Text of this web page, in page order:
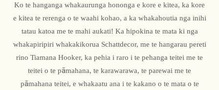
Ko te hanganga whakaurunga hononga e kore e kitea, ka kore
e kitea te rerenga o te waahi kohao, a ka whakahoutia nga inihi
tatau katoa me te mahi aukati! Ka hipokina te mata ki nga
whakapiripiri whakakikorua Schattdecor, me te hangarau pereti
rino Tiamana Hooker, ka pehia i raro i te pehanga teitei me te
teitei o te pāmahana, te karawarawa, te parewai me te
pāmahana teitei, e whakaatu ana i te kakano o te mata o te